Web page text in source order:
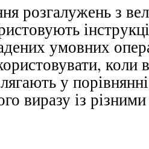
розгалужень з
умовних
коли
у
виразу із